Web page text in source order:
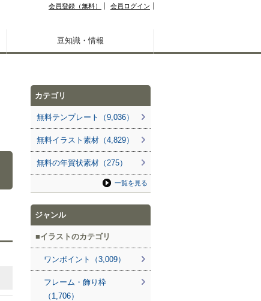
会員登録（無料） 会員ログイン
豆知識・情報
カテゴリ
無料テンプレート（9,036）
無料イラスト素材（4,829）
無料の年賀状素材（275）
一覧を見る
ジャンル
イラストのカテゴリ
ワンポイント（3,009）
フレーム・飾り枠
（1,706）